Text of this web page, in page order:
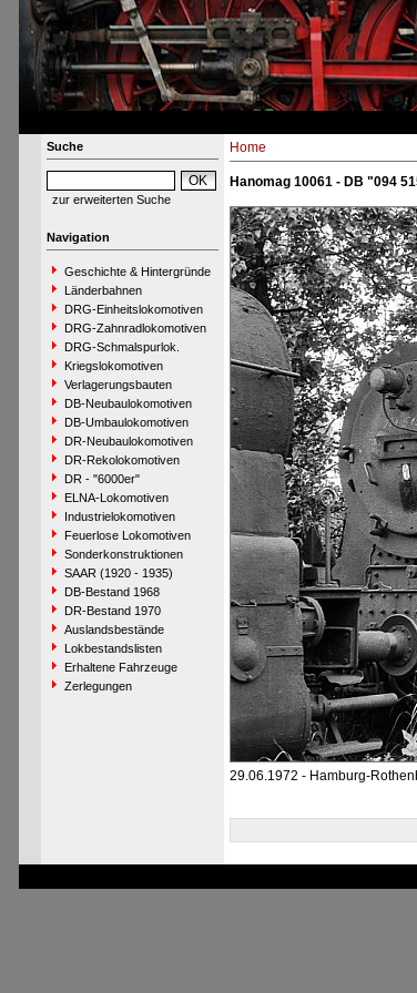
Suche
zur erweiterten Suche
Navigation
Geschichte & Hintergründe
Länderbahnen
DRG-Einheitslokomotiven
DRG-Zahnradlokomotiven
DRG-Schmalspurlok.
Kriegslokomotiven
Verlagerungsbauten
DB-Neubaulokomotiven
DB-Umbaulokomotiven
DR-Neubaulokomotiven
DR-Rekolokomotiven
DR - "6000er"
ELNA-Lokomotiven
Industrielokomotiven
Feuerlose Lokomotiven
Sonderkonstruktionen
SAAR (1920 - 1935)
DB-Bestand 1968
DR-Bestand 1970
Auslandsbestände
Lokbestandslisten
Erhaltene Fahrzeuge
Zerlegungen
Home
Hanomag 10061 - DB "094
29.06.1972 - Hamburg-